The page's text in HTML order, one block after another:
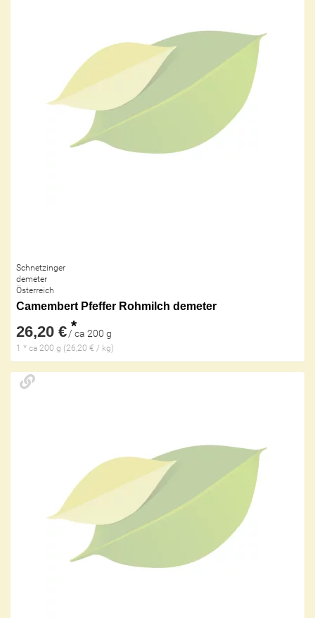
Schnetzinger
demeter
Österreich
Camembert Pfeffer Rohmilch demeter
26,20 € *
/ ca 200 g
1 * ca 200 g (26,20 € / kg)